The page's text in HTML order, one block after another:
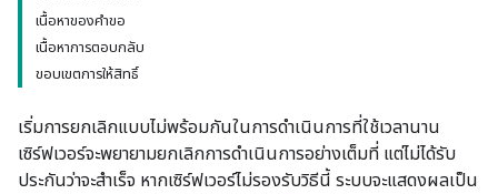
เนื้อหาของคำขอ
เนื้อหาการตอบกลับ
ขอบเขตการให้สิทธิ์
เริ่มการยกเลิกแบบไม่พร้อมกันในการดำเนินการที่ใช้เวลานาน
เซิร์ฟเวอร์จะพยายามยกเลิกการดำเนินการอย่างเต็มที่ แต่ไม่ได้รับ
ประกันว่าจะสำเร็จ หากเซิร์ฟเวอร์ไม่รองรับวิธีนี้ ระบบจะแสดงผลเป็น